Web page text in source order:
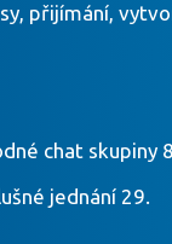
přijímání,
skupiny 8.
jednání 29.